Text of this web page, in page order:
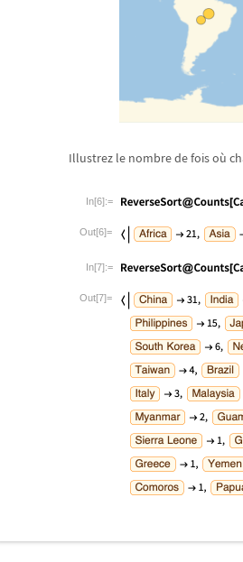
Illustrez le nombre de fois où
In[6]:=
Out[6]=
In[7]:=
Out[7]=